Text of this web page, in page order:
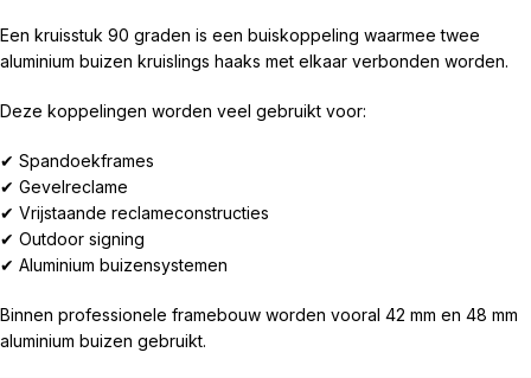
Een kruisstuk 90 graden is een buiskoppeling waarmee twee
aluminium buizen kruislings haaks met elkaar verbonden worden.
Deze koppelingen worden veel gebruikt voor:
✔ Spandoekframes
✔ Gevelreclame
✔ Vrijstaande reclameconstructies
✔ Outdoor signing
✔ Aluminium buizensystemen
Binnen professionele framebouw worden vooral 42 mm en 48 mm
aluminium buizen gebruikt.